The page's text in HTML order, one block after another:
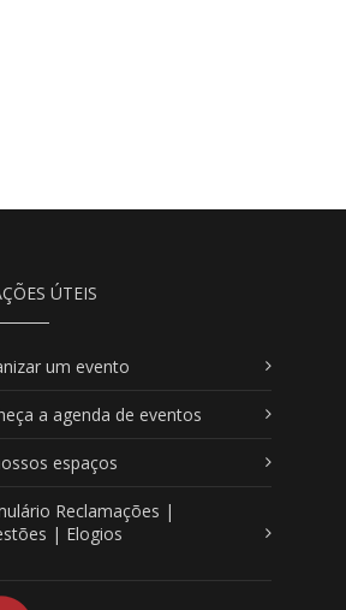
ÚTEIS
um evento
a agenda de eventos
espaços
Reclamações |
| Elogios